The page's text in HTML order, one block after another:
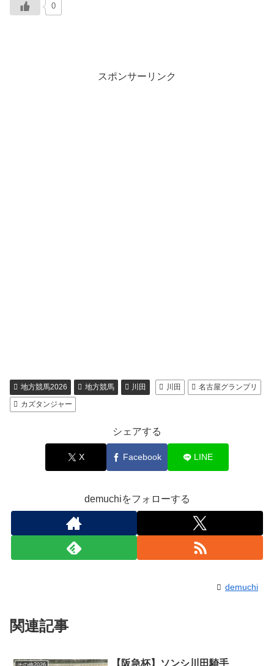
0
スポンサーリンク
地方競馬2026 地方競馬 川田 川田
名古屋グランプリ
カズタンジャー
シェアする
X Facebook LINE
demuchiをフォローする
demuchi
関連記事
【阪急杯】ソンシ川田騎手